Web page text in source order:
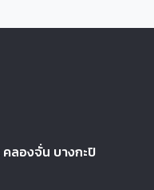
คลองจั่น บางกะปิ